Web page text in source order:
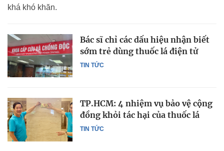
khá khó khăn.
TIN TỨC
Bác sĩ chỉ các dấu hiệu nhận biết
sớm trẻ dùng thuốc lá điện tử
TIN TỨC
TP.HCM: 4 nhiệm vụ bảo vệ cộng
đồng khỏi tác hại của thuốc lá